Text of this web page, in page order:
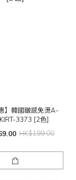
】韓國皺感免燙A-
3373 [2色]
HK$199.00